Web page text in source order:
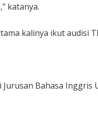
katanya.
kalinya ikut audisi
Bahasa Inggris